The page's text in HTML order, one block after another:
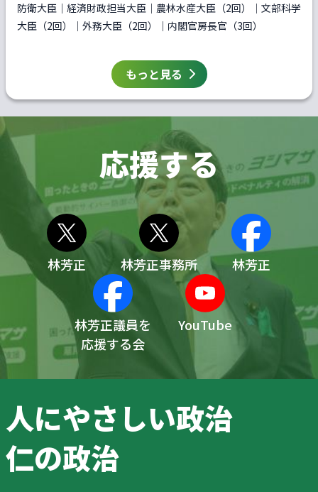
防衛大臣｜経済財政担当大臣｜農林水産大臣（2回）｜文部科学
大臣（2回）｜外務大臣（2回）｜内閣官房長官（3回）
もっと見る
応援する
林芳正 林芳正事務所 林芳正
林芳正議員を
応援する会
YouTube
人にやさしい政治
仁の政治